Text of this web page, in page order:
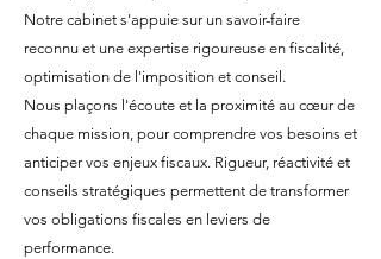
Notre cabinet s'appuie sur un savoir-faire
reconnu et une expertise rigoureuse en fiscalité,
optimisation de l'imposition et conseil.
Nous plaçons l'écoute et la proximité au cœur de
chaque mission, pour comprendre vos besoins et
anticiper vos enjeux fiscaux. Rigueur, réactivité et
conseils stratégiques permettent de transformer
vos obligations fiscales en leviers de
performance.